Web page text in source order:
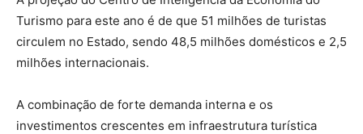
Turismo para este ano é de que 51 milhões de turistas
circulem no Estado, sendo 48,5 milhões domésticos e 2,5
milhões internacionais.
A combinação de forte demanda interna e os
investimentos crescentes em infraestrutura turística